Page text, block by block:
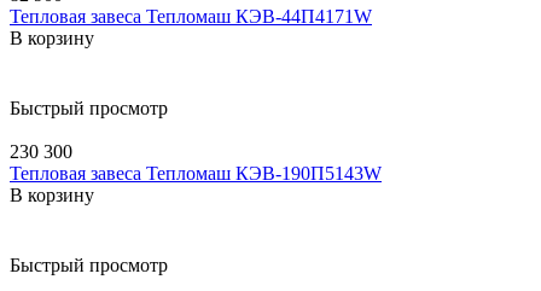
Тепловая завеса Тепломаш КЭВ-44П4171W
В корзину
Быстрый просмотр
230 300
Тепловая завеса Тепломаш КЭВ-190П5143W
В корзину
Быстрый просмотр